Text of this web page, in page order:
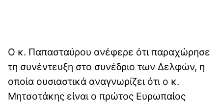
Ο κ. Παπασταύρου ανέφερε ότι παραχώρησε
τη συνέντευξη στο συνέδριο των Δελφών, η
οποία ουσιαστικά αναγνωρίζει ότι ο κ.
Μητσοτάκης είναι ο πρώτος Ευρωπαίος